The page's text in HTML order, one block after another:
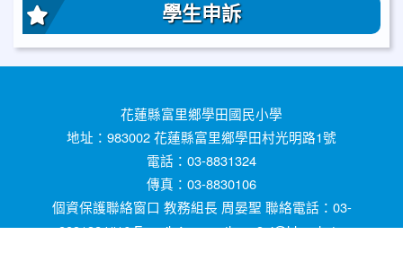
學生申訴
花蓮縣富里鄉學田國民小學
地址：983002 花蓮縣富里鄉學田村光明路1號
電話：03-8831324
傳真：03-8830106
個資保護聯絡窗口 教務組長 周晏聖 聯絡電話：03-
8831324#16 E-mail ：prometheus3ai@hlc.edu.tw